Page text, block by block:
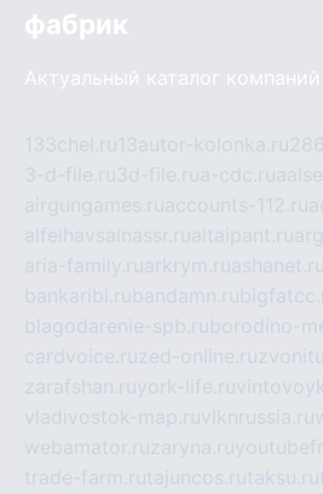
фабрик
Актуальный каталог
133chel.ru13autor-kolonka.ru
3-d-file.ru3d-file.rua-cdc.ru
airgungames.ruaccounts-112.ru
alfeihavsalnassr.rualtaipant.ru
aria-family.ruarkrym.ruashanet.ru
bankaribi.rubandamn.ru
blagodarenie-spb.ruborodino-
cardvoice.ruzed-online.ru
zarafshan.ruyork-life.ru
vladivostok-map.ruvlknrussia.ru
webamator.ruzaryna.ru
trade-farm.rutajuncos.rutaksu.ru